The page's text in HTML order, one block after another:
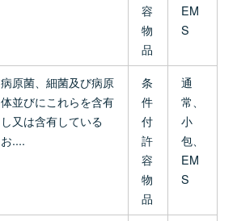
容
物
品
EM
S
病原菌、細菌及び病原
体並びにこれらを含有
し又は含有している
お....
条
件
付
許
容
物
品
通
常、
小
包、
EM
S